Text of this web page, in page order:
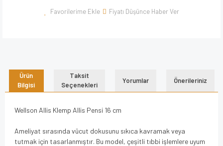
Fiyatı Düşünce Haber Ver
Ürün
Bilgisi
Taksit
Seçenekleri
Yorumlar Önerileriniz
Wellson Allis Klemp Allis Pensi 16 cm
Ameliyat sırasında vücut dokusunu sıkıca kavramak veya
tutmak için tasarlanmıştır. Bu model, çeşitli tıbbi işlemlere uyum